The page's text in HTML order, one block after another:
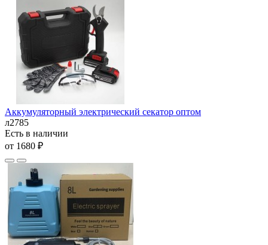
Аккумуляторный электрический секатор оптом
л2785
Есть в наличии
от 1680 ₽